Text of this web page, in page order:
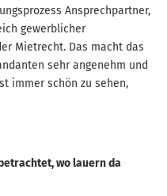
Ansprechpartner,
gewerblicher
Mietrecht. Das macht das
sehr angenehm und
immer schön zu sehen,
wo lauern da